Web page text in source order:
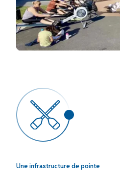
Une infrastructure de pointe